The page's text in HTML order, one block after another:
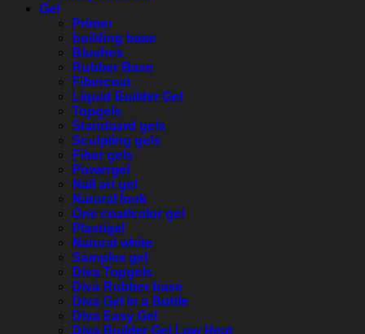
Gel
Primer
building base
Blushes
Rubber Base
Fibercoat
Liquid Builder Gel
Topgels
Standaard gels
Sculpting gels
Fiber gels
Powergel
Nail art gel
Natural look
One coat/color gel
Plastigel
Natural white
Samples gel
Diva Topgels
Diva Rubber base
Diva Gel in a Bottle
Diva Easy Gel
Diva Builder Gel Low Heat